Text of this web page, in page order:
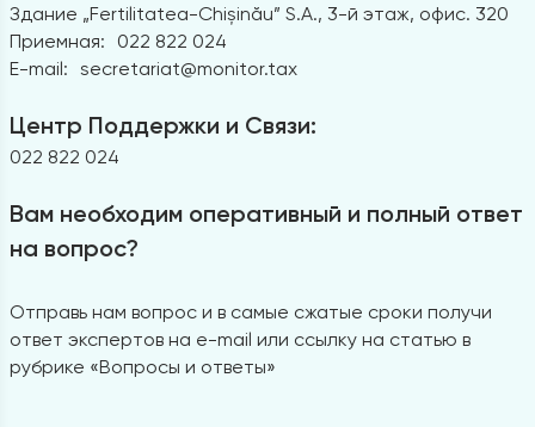
Здание „Fertilitatea-Chișinău” S.A., 3-й этаж, офис. 320
Приемная:
022 822 024
E-mail: secretariat@monitor.tax
Центр Поддержки и Связи:
022 822 024
Вам необходим оперативный и полный ответ
на вопрос?
Отправь нам вопрос и в самые сжатые сроки получи
ответ экспертов на e-mail или ссылку на статью в
рубрике «Вопросы и ответы»